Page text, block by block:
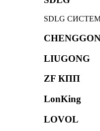
SDLG
LIUGONG
ZF КПП
LonKing
LOVOL